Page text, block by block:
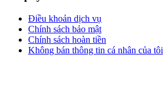
Điều khoản dịch vụ
Chính sách bảo mật
Chính sách hoàn tiền
Không bán thông tin cá nhân của tôi